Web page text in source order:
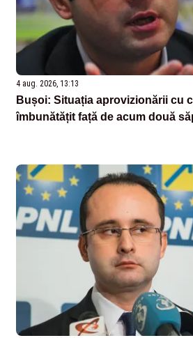
4 aug. 2026, 13:13
Bușoi: Situația aprovizionării cu
îmbunătățit față de acum două